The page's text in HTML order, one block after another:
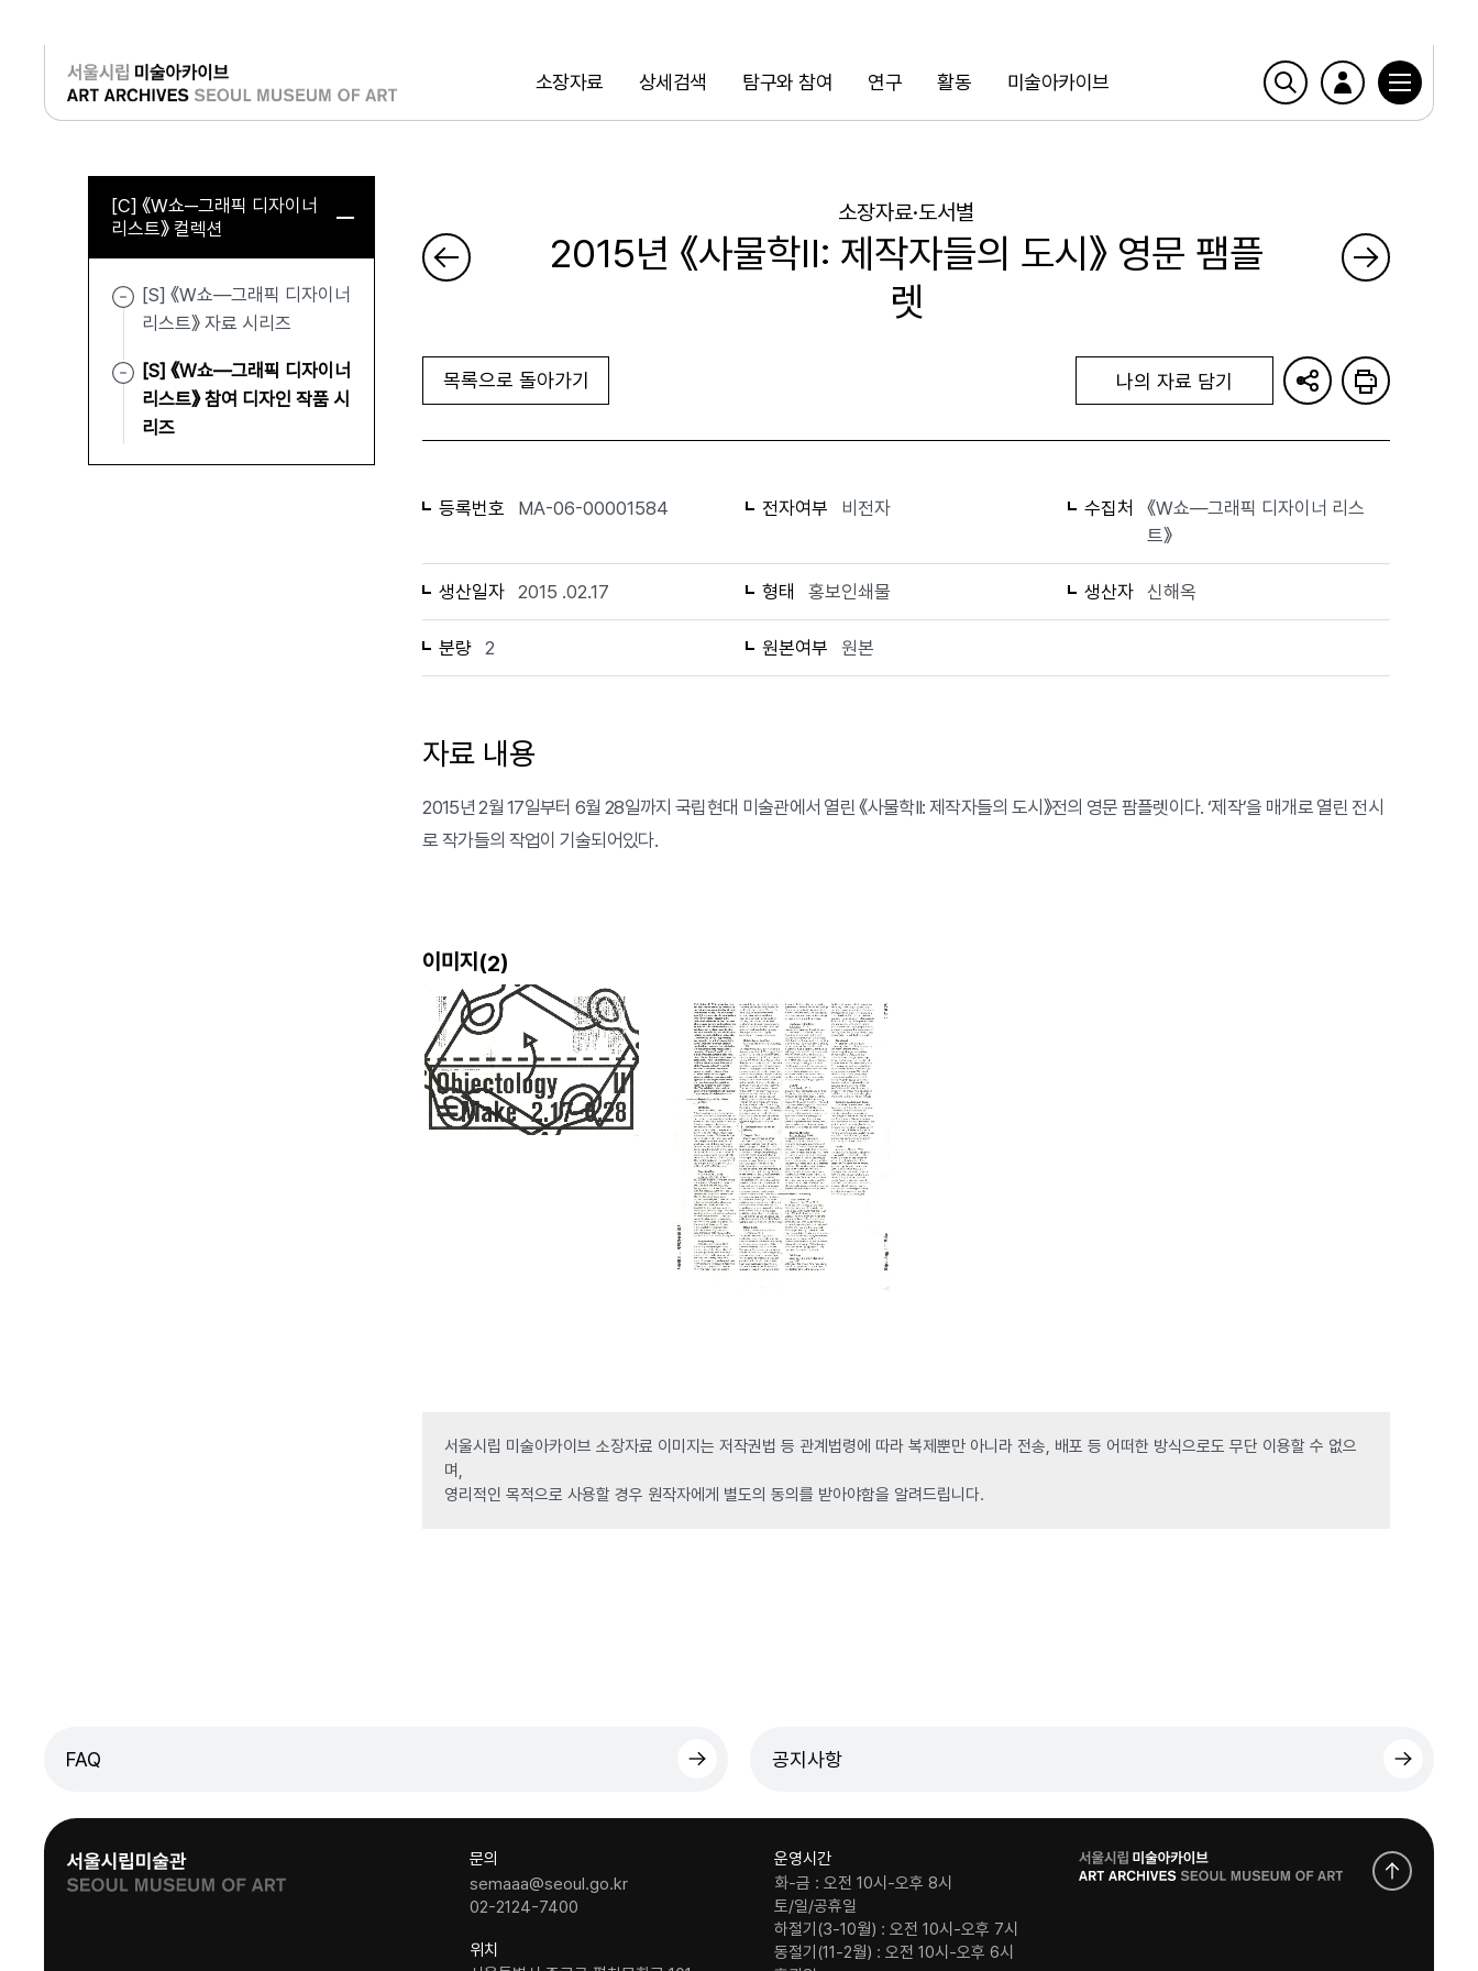
소장자료 상세검색 탐구와 참여 연구 활동 미술아카이브
검색
로그인
[C] 《W쇼─그래픽 디자이너
리스트》 컬렉션
[S] 《W쇼—그래픽 디자이너
리스트》 자료 시리즈
[S] 《W쇼—그래픽 디자이너
리스트》 참여 디자인 작품 시
리즈
소장자료·도서별
2015년 《사물학II: 제작자들의 도시》 영문 팸플
렛
목록으로 돌아가기 나의 자료 담기
등록번호 MA-06-00001584 전자여부 비전자 수집처
《W쇼—그래픽 디자이너 리스
트》
생산일자 2015 .02.17 형태 홍보인쇄물 생산자 신해옥
분량 2 원본여부 원본
자료 내용
2015년 2월 17일부터 6월 28일까지 국립현대 미술관에서 열린 《사물학II: 제작자들의 도시》전의 영문 팜플렛이다. ‘제작’을 매개로 열린 전시
로 작가들의 작업이 기술되어있다.
이미지(2)
서울시립 미술아카이브 소장자료 이미지는 저작권법 등 관계법령에 따라 복제뿐만 아니라 전송, 배포 등 어떠한 방식으로도 무단 이용할 수 없으
며,
영리적인 목적으로 사용할 경우 원작자에게 별도의 동의를 받아야함을 알려드립니다.
FAQ 공지사항
문의
semaaa@seoul.go.kr
02-2124-7400
위치
운영시간
화-금 : 오전 10시-오후 8시
토/일/공휴일
하절기(3-10월) : 오전 10시-오후 7시
동절기(11-2월) : 오전 10시-오후 6시
로
고